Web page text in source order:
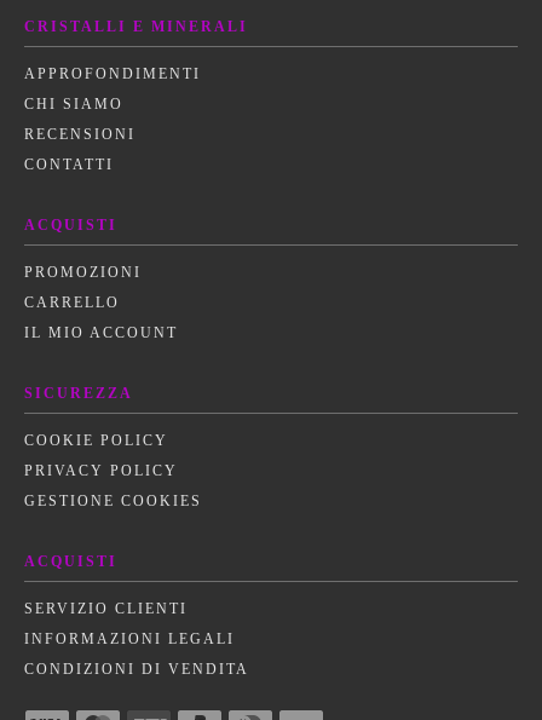
CRISTALLI E MINERALI
APPROFONDIMENTI
CHI SIAMO
RECENSIONI
CONTATTI
ACQUISTI
PROMOZIONI
CARRELLO
IL MIO ACCOUNT
SICUREZZA
COOKIE POLICY
PRIVACY POLICY
GESTIONE COOKIES
ACQUISTI
SERVIZIO CLIENTI
INFORMAZIONI LEGALI
CONDIZIONI DI VENDITA